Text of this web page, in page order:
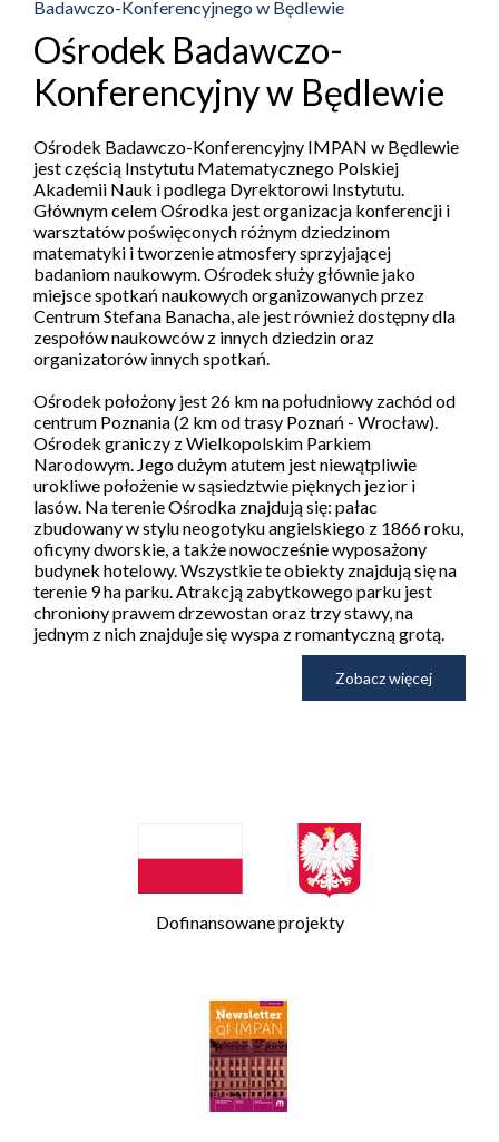
Badawczo-Konferencyjnego w Będlewie
Ośrodek Badawczo-
Konferencyjny w Będlewie
Ośrodek Badawczo-Konferencyjny IMPAN w Będlewie
jest częścią Instytutu Matematycznego Polskiej
Akademii Nauk i podlega Dyrektorowi Instytutu.
Głównym celem Ośrodka jest organizacja konferencji i
warsztatów poświęconych różnym dziedzinom
matematyki i tworzenie atmosfery sprzyjającej
badaniom naukowym. Ośrodek służy głównie jako
miejsce spotkań naukowych organizowanych przez
Centrum Stefana Banacha, ale jest również dostępny dla
zespołów naukowców z innych dziedzin oraz
organizatorów innych spotkań.
Ośrodek położony jest 26 km na południowy zachód od
centrum Poznania (2 km od trasy Poznań - Wrocław).
Ośrodek graniczy z Wielkopolskim Parkiem
Narodowym. Jego dużym atutem jest niewątpliwie
urokliwe położenie w sąsiedztwie pięknych jezior i
lasów. Na terenie Ośrodka znajdują się: pałac
zbudowany w stylu neogotyku angielskiego z 1866 roku,
oficyny dworskie, a także nowocześnie wyposażony
budynek hotelowy. Wszystkie te obiekty znajdują się na
terenie 9 ha parku. Atrakcją zabytkowego parku jest
chroniony prawem drzewostan oraz trzy stawy, na
jednym z nich znajduje się wyspa z romantyczną grotą.
Zobacz więcej
Dofinansowane projekty